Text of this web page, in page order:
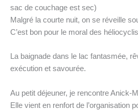
sac de couchage est sec)
Malgré la courte nuit, on se réveille
C’est bon pour le moral des
La baignade dans le lac fantasmée,
exécution et savourée.
Au petit déjeuner, je rencontre Anick-
Elle vient en renfort de l’organisation